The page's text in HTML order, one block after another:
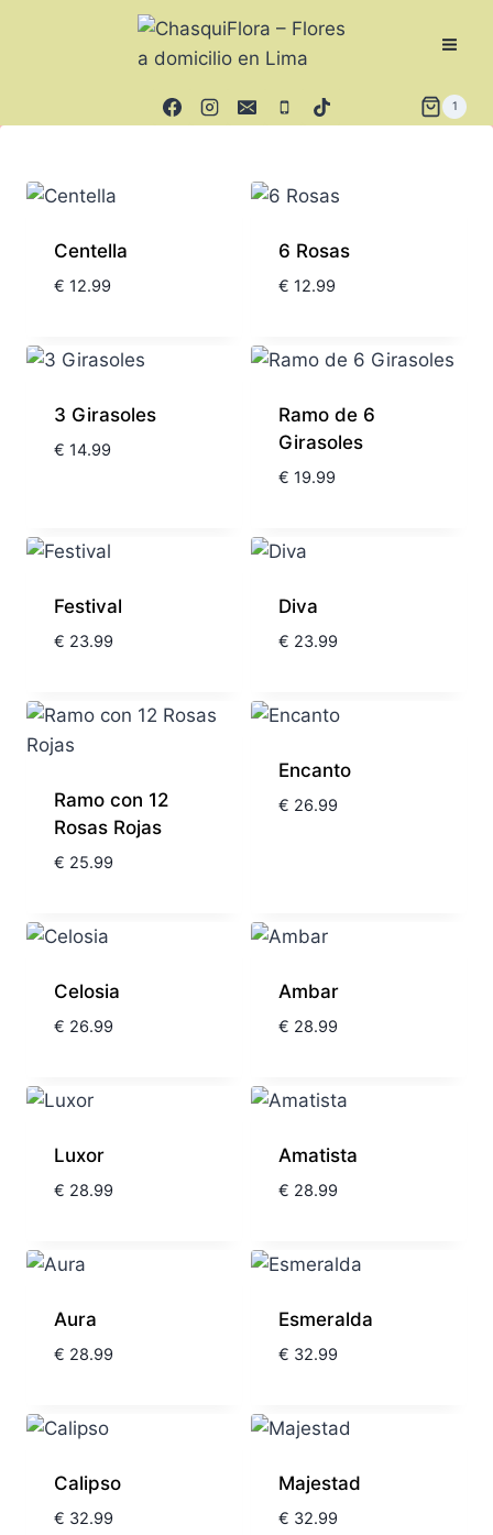
1
Centella
€ 12.99
6 Rosas
€ 12.99
3 Girasoles
€ 14.99
Ramo de 6
Girasoles
€ 19.99
Festival
€ 23.99
Diva
€ 23.99
Ramo con 12
Rosas Rojas
€ 25.99
Encanto
€ 26.99
Celosia
€ 26.99
Ambar
€ 28.99
Luxor
€ 28.99
Amatista
€ 28.99
Aura
€ 28.99
Esmeralda
€ 32.99
Calipso
€ 32.99
Majestad
€ 32.99